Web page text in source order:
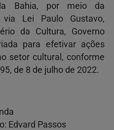
Bahia, por meio da
Lei Paulo Gustavo,
da Cultura, Governo
para efetivar ações
setor cultural, conforme
de 8 de julho de 2022.
Edvard Passos